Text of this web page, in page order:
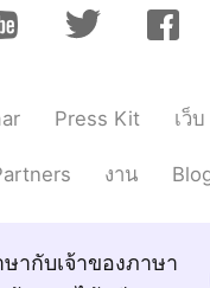
はい、おいしいで
ありはとうござい
Press Kit เว็
งาน
ษากับเจ้าของภาษา